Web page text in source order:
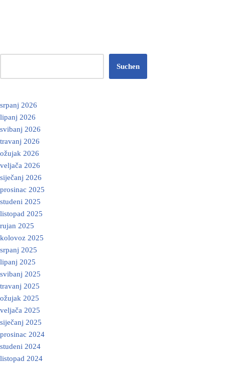
Suchen
srpanj 2026
lipanj 2026
svibanj 2026
travanj 2026
ožujak 2026
veljača 2026
siječanj 2026
prosinac 2025
studeni 2025
listopad 2025
rujan 2025
kolovoz 2025
srpanj 2025
lipanj 2025
svibanj 2025
travanj 2025
ožujak 2025
veljača 2025
siječanj 2025
prosinac 2024
studeni 2024
listopad 2024